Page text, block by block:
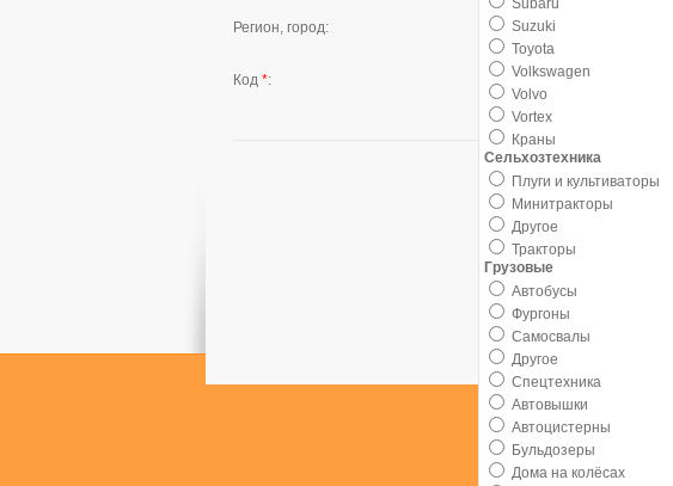
Subaru
Suzuki
Toyota
Volkswagen
Volvo
Vortex
Краны
Сельхозтехника
Плуги и культиваторы
Минитракторы
Другое
Тракторы
Грузовые
Автобусы
Фургоны
Самосвалы
Другое
Спецтехника
Автовышки
Автоцистерны
Бульдозеры
Дома на колёсах
Регион, город:
Код *: